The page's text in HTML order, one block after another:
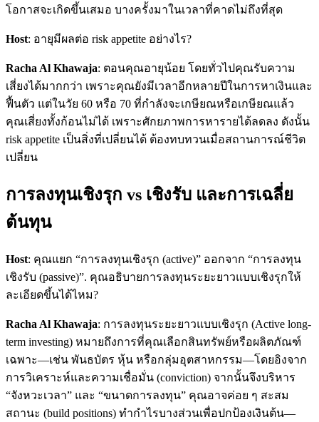
โอกาสจะเกิดขึ้นเสมอ บางครั้งมาในเวลาที่คาดไม่ถึงที่สุด
Host: อายุมีผลต่อ risk appetite อย่างไร?
Racha Al Khawaja: ตอนคุณอายุน้อย โดยทั่วไปคุณรับความ
เสี่ยงได้มากกว่า เพราะคุณยังมีเวลาอีกหลายปีในการหาเงินและ
ฟื้นตัว แต่ในวัย 60 หรือ 70 ที่กำลังจะเกษียณหรือเกษียณแล้ว
คุณเสี่ยงทั้งก้อนไม่ได้ เพราะศักยภาพการหารายได้ลดลง ดังนั้น
risk appetite เป็นสิ่งที่เปลี่ยนได้ ต้องทบทวนเมื่อสถานการณ์ชีวิต
เปลี่ยน
การลงทุนเชิงรุก vs เชิงรับ และการเฉลี่ย
ต้นทุน
Host: คุณแยก “การลงทุนเชิงรุก (active)” ออกจาก “การลงทุน
เชิงรับ (passive)”. คุณอธิบายการลงทุนระยะยาวแบบเชิงรุกให้
ละเอียดขึ้นได้ไหม?
Racha Al Khawaja: การลงทุนระยะยาวแบบเชิงรุก (Active long-
term investing) หมายถึงการที่คุณเลือกสินทรัพย์หรือผลิตภัณฑ์
เฉพาะ—เช่น พันธบัตร หุ้น หรือกลุ่มอุตสาหกรรม—โดยอิงจาก
การวิเคราะห์และความเชื่อมั่น (conviction) จากนั้นจึงบริหาร
“จังหวะเวลา” และ “ขนาดการลงทุน” คุณอาจค่อย ๆ สะสม
สถานะ (build positions) ทำกำไรบางส่วนเพื่อปกป้องเงินต้น—